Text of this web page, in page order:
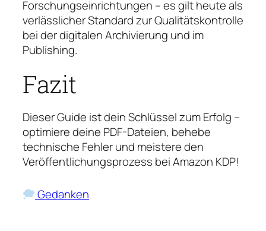
Forschungseinrichtungen – es gilt heute als
verlässlicher Standard zur Qualitätskontrolle
bei der digitalen Archivierung und im
Publishing.
Fazit
Dieser Guide ist dein Schlüssel zum Erfolg –
optimiere deine PDF-Dateien, behebe
technische Fehler und meistere den
Veröffentlichungsprozess bei Amazon KDP!
Gedanken